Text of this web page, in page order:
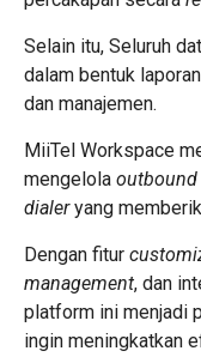
Selain itu, Seluruh
dalam bentuk
dan manajemen.
MiiTel Workspace
mengelola
dialeryang
Dengan fitur
management, dan
platform ini menjadi
ingin meningkatkan